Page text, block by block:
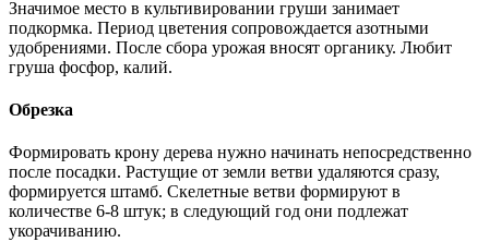
Значимое место в культивировании груши занимает
подкормка. Период цветения сопровождается азотными
удобрениями. После сбора урожая вносят органику. Любит
груша фосфор, калий.
Обрезка
Формировать крону дерева нужно начинать непосредственно
после посадки. Растущие от земли ветви удаляются сразу,
формируется штамб. Скелетные ветви формируют в
количестве 6-8 штук; в следующий год они подлежат
укорачиванию.